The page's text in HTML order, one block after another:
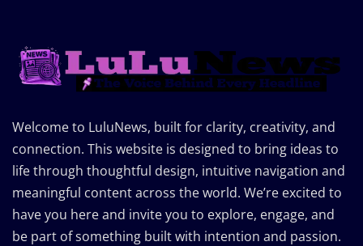
Welcome to LuluNews, built for clarity, creativity, and
connection. This website is designed to bring ideas to
life through thoughtful design, intuitive navigation and
meaningful content across the world. We’re excited to
have you here and invite you to explore, engage, and
be part of something built with intention and passion.